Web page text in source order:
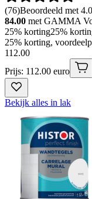
(76)Beoordeeld met
84.00 met GAMMA
25% korting25%
25% korting,
112.00
Prijs: 112.00 euro
Bekijk alles in lak